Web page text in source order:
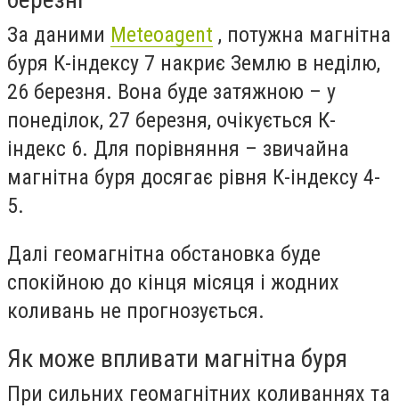
За даними Meteoagent , потужна магнітна
буря К-індексу 7 накриє Землю в неділю,
26 березня. Вона буде затяжною – у
понеділок, 27 березня, очікується К-
індекс 6. Для порівняння – звичайна
магнітна буря досягає рівня К-індексу 4-
5.
Далі геомагнітна обстановка буде
спокійною до кінця місяця і жодних
коливань не прогнозується.
Як може впливати магнітна буря
При сильних геомагнітних коливаннях та